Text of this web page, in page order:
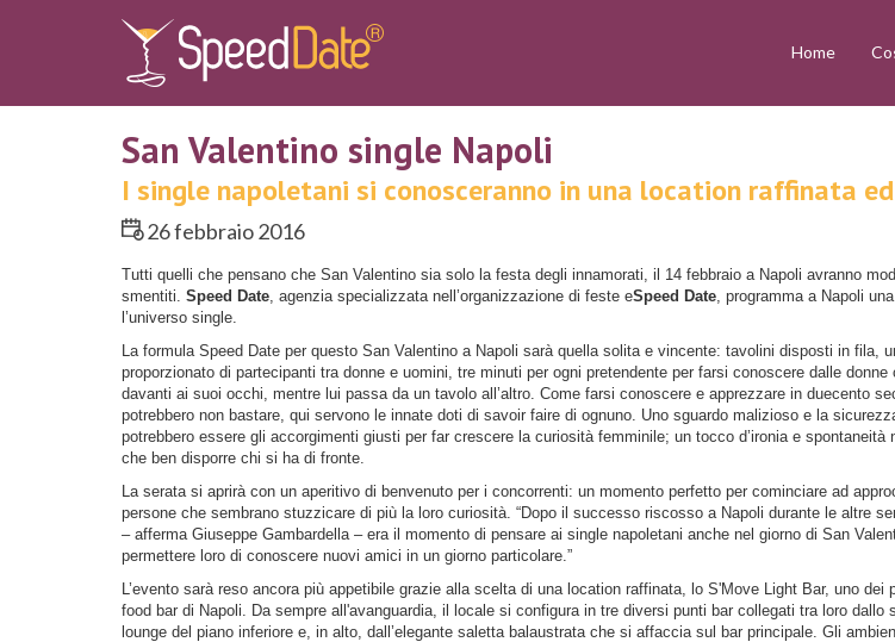
Home
San Valentino single Napoli
I single napoletani si conosceranno in una location raffinata
26 febbraio 2016
Tutti quelli che pensano che San Valentino sia solo la festa degli innamorati, il 14 febbraio a Napoli avranno
smentiti. Speed Date, agenzia specializzata nell’organizzazione di feste eSpeed Date, programma a Napoli
l’universo single.
La formula Speed Date per questo San Valentino a Napoli sarà quella solita e vincente: tavolini disposti in fila,
proporzionato di partecipanti tra donne e uomini, tre minuti per ogni pretendente per farsi conoscere dalle donne
davanti ai suoi occhi, mentre lui passa da un tavolo all’altro. Come farsi conoscere e apprezzare in duecento
potrebbero non bastare, qui servono le innate doti di savoir faire di ognuno. Uno sguardo malizioso e la
potrebbero essere gli accorgimenti giusti per far crescere la curiosità femminile; un tocco d’ironia e spontaneità
che ben disporre chi si ha di fronte.
La serata si aprirà con un aperitivo di benvenuto per i concorrenti: un momento perfetto per cominciare ad
persone che sembrano stuzzicare di più la loro curiosità. “Dopo il successo riscosso a Napoli durante le altre
– afferma Giuseppe Gambardella – era il momento di pensare ai single napoletani anche nel giorno di San
permettere loro di conoscere nuovi amici in un giorno particolare.”
L’evento sarà reso ancora più appetibile grazie alla scelta di una location raffinata, lo S'Move Light Bar, uno dei
food bar di Napoli. Da sempre all'avanguardia, il locale si configura in tre diversi punti bar collegati tra loro dallo
lounge del piano inferiore e, in alto, dall’elegante saletta balaustrata che si affaccia sul bar principale. Gli